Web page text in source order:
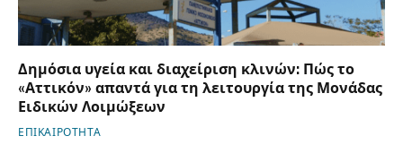
Δημόσια υγεία και διαχείριση κλινών: Πώς το
«Αττικόν» απαντά για τη λειτουργία της Μονάδας
Ειδικών Λοιμώξεων
ΕΠΙΚΑΙΡΟΤΗΤΑ